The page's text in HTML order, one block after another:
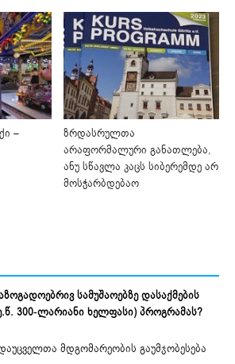
–
ზრდასრულთა
არაფორმალური განათლება,
ანუ სწავლა კაცს სიბერემდე არ
მოსჭარბდებაო
სამუშაოებზე დასაქმების
300-ლარიანი ხელფასი) პროგრამას?
მდგომარეობის გაუმჯობესება